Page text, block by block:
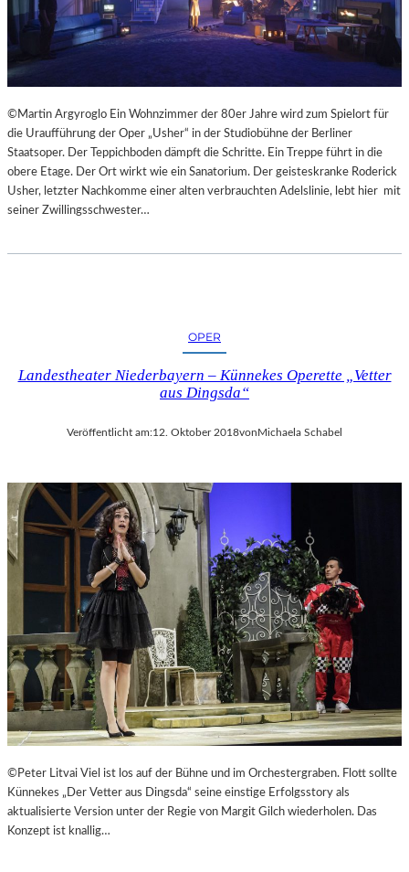
©Martin Argyroglo Ein Wohnzimmer der 80er Jahre wird zum Spielort für
die Uraufführung der Oper „Usher“ in der Studiobühne der Berliner
Staatsoper. Der Teppichboden dämpft die Schritte. Ein Treppe führt in die
obere Etage. Der Ort wirkt wie ein Sanatorium. Der geisteskranke Roderick
Usher, letzter Nachkomme einer alten verbrauchten Adelslinie, lebt hier mit
seiner Zwillingsschwester…
OPER
Landestheater Niederbayern – Künnekes Operette „Vetter
aus Dingsda“
Veröffentlicht am:12. Oktober 2018von Michaela Schabel
©Peter Litvai Viel ist los auf der Bühne und im Orchestergraben. Flott sollte
Künnekes „Der Vetter aus Dingsda“ seine einstige Erfolgsstory als
aktualisierte Version unter der Regie von Margit Gilch wiederholen. Das
Konzept ist knallig…